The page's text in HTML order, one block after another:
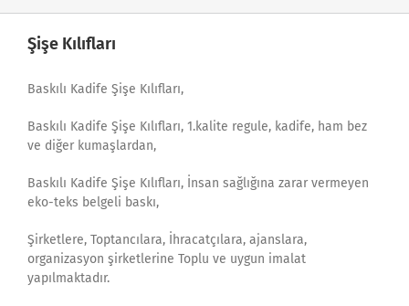
Şişe Kılıfları
Baskılı Kadife Şişe Kılıfları,
Baskılı Kadife Şişe Kılıfları, 1.kalite regule, kadife, ham bez
ve diğer kumaşlardan,
Baskılı Kadife Şişe Kılıfları, İnsan sağlığına zarar vermeyen
eko-teks belgeli baskı,
Şirketlere, Toptancılara, İhracatçılara, ajanslara,
organizasyon şirketlerine Toplu ve uygun imalat
yapılmaktadır.